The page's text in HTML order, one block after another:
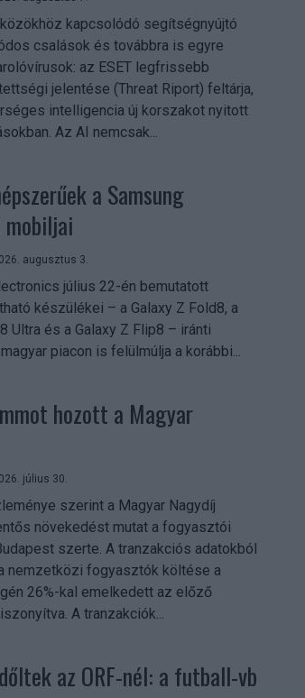
kapcsolódó segítségnyújtó
csalások és továbbra is egyre
az ESET legfrissebb
jelentése (Threat Riport) feltárja,
intelligencia új korszakot nyitott
Az AI nemcsak...
a Samsung
augusztus 3.
július 22-én bemutatott
készülékei – a Galaxy Z Fold8, a
Ultra és a Galaxy Z Flip8 – iránti
piacon is felülmúlja a korábbi...
hozott a Magyar
július 30.
szerint a Magyar Nagydíj
növekedést mutat a fogyasztói
szerte. A tranzakciós adatokból
nemzetközi fogyasztók költése a
26%-kal emelkedett az előző
A tranzakciók...
az ORF-nél: a futball-vb